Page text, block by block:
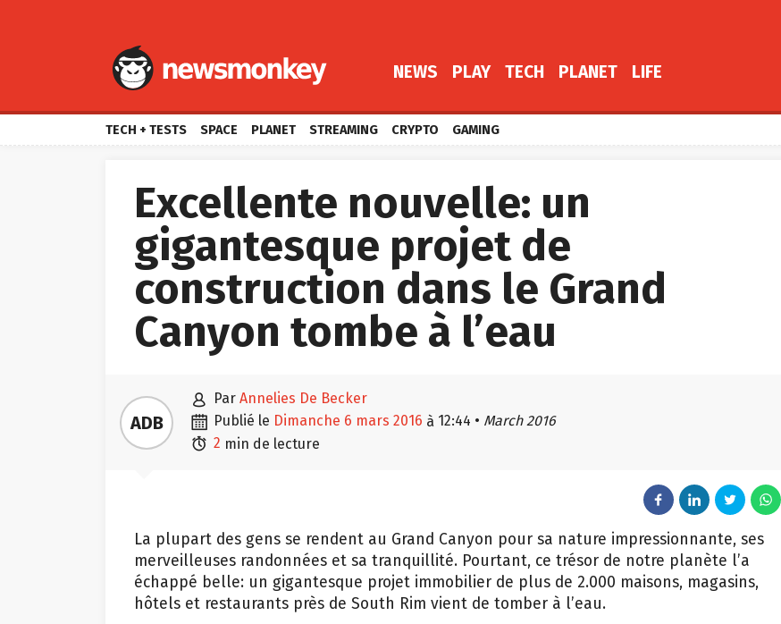
NEWS PLAY TECH PLANET LIFE
TECH + TESTS SPACE PLANET STREAMING CRYPTO GAMING
Excellente nouvelle: un
gigantesque projet de
construction dans le Grand
Canyon tombe à l’eau
ADB
 par Annelies De Becker
 publié le dimanche 6 mars 2016 à 12:44 • March 2016
 2 min de lecture
La plupart des gens se rendent au Grand Canyon pour sa nature impressionnante, ses
merveilleuses randonnées et sa tranquillité. Pourtant, ce trésor de notre planète l’a
échappé belle: un gigantesque projet immobilier de plus de 2.000 maisons, magasins,
hôtels et restaurants près de South Rim vient de tomber à l’eau.